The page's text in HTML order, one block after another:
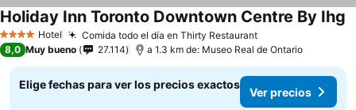
4 EstrellasHotel Comida todo el día en Thirty Restaurant
Holiday Inn Toronto Downtown Centre By Ihg
8,0 Muy bueno 27.114 a 1.3 km de: Museo Real de Ontario
Elige fechas para ver los precios exactos
Ver precios